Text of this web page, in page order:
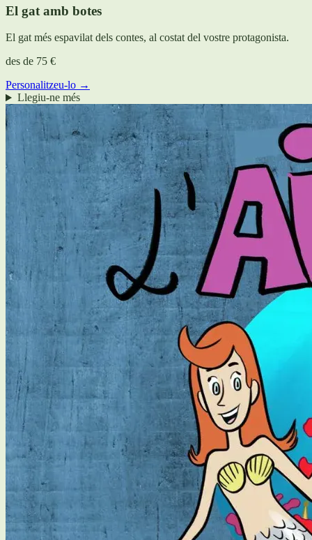
El gat amb botes
El gat més espavilat dels contes, al costat del vostre protagonista.
des de 75 €
Personalitzeu-lo →
Llegiu-ne més